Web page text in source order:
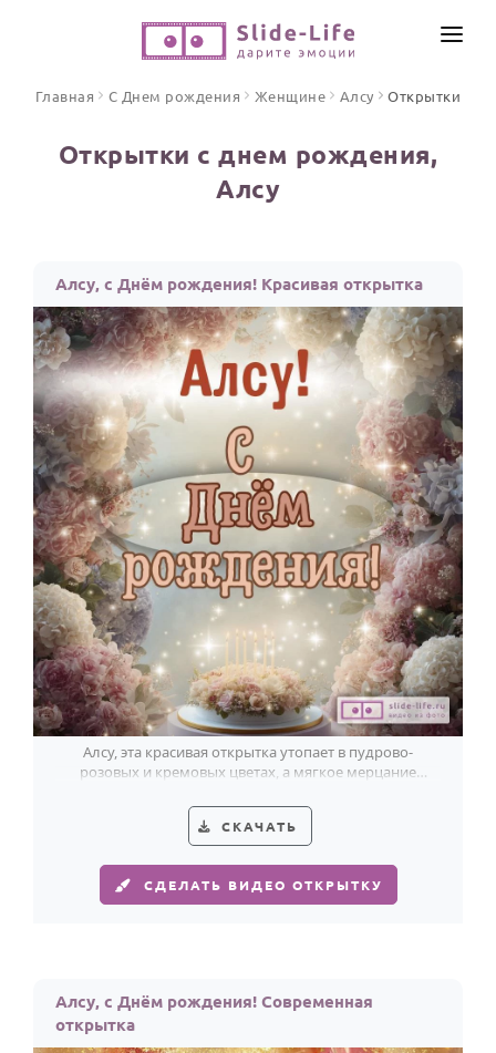
Открытки
Стихи и тексты
ПРАЗДНИКИ
С Днем рождения
Юбилей
Свадьба
Годовщина свадьбы
Календарь праздников
КОМУ
Женщине
Мужчине
Маме
Папе
Все родственники
ПЕРСОНАЛЬНЫЕ
По годам
ИНСТРУМЕНТЫ
ОТЗЫВЫ
Главная С Днем рождения Женщине Алсу Открытки
Открытки с днем рождения,
Алсу
Алсу, с Днём рождения! Красивая открытка
Алсу, эта красивая открытка утопает в пудрово-
розовых и кремовых цветах, а мягкое мерцание
СКАЧАТЬ
СДЕЛАТЬ ВИДЕО ОТКРЫТКУ
Алсу, с Днём рождения! Современная
открытка